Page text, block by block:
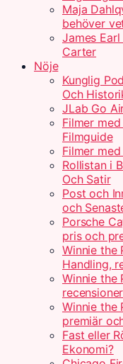
Maja
behöver
James
Carter
Nöje
Kunglig
Och
JLab Go
Filmer
Filmguide
Filmer
Rollistan i
Och Satir
Post och
och
Porsche
pris och
Winnie the
Handling,
Winnie the
Winnie the
premiär
Fast eller
Ekonomi?